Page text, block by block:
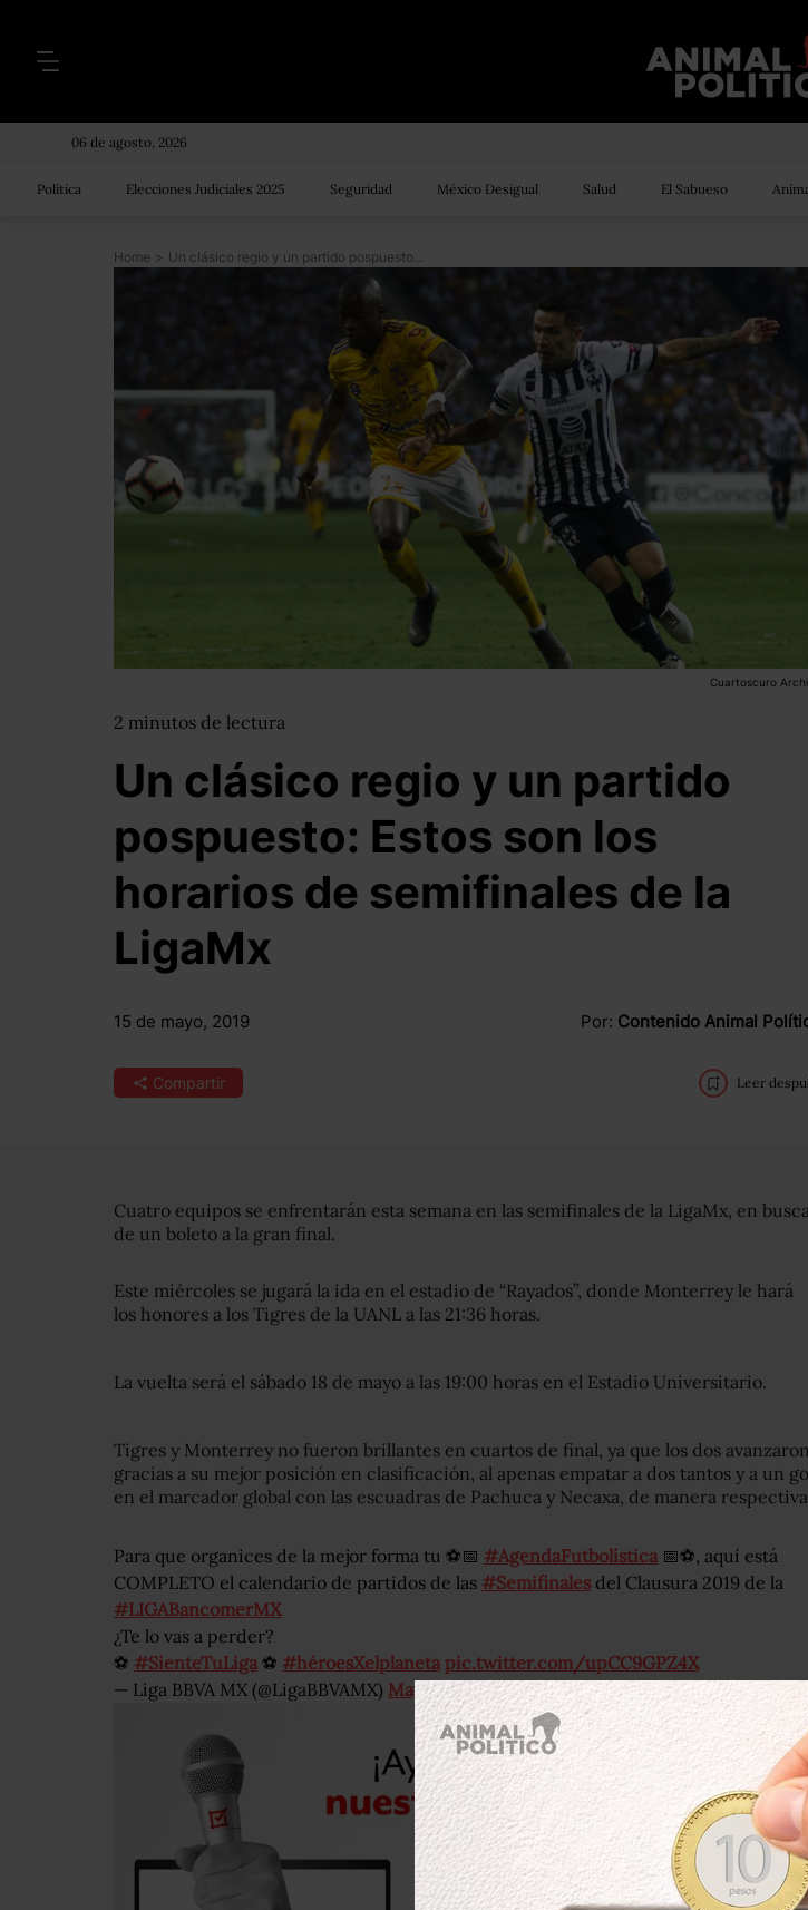
06 de agosto, 2026
Política Elecciones Judiciales 2025 Seguridad México Desigual Salud El Sabueso
Home > Un clásico regio y un partido pospuesto: Estos son los horarios de semifinales de la LigaMx
Cuartoscuro
2 minutos de lectura
Un clásico regio y un partido
pospuesto: Estos son los
horarios de semifinales de la
LigaMx
15 de mayo, 2019 Por: Contenido Animal
Compartir Leer
Cuatro equipos se enfrentarán esta semana en las semifinales de la LigaMx, en
de un boleto a la gran final.
Este miércoles se jugará la ida en el estadio de “Rayados”, donde Monterrey le hará
los honores a los Tigres de la UANL a las 21:36 horas.
La vuelta será el sábado 18 de mayo a las 19:00 horas en el Estadio Universitario.
Tigres y Monterrey no fueron brillantes en cuartos de final, ya que los dos avanzaron
gracias a su mejor posición en clasificación, al apenas empatar a dos tantos y a un
en el marcador global con las escuadras de Pachuca y Necaxa, de manera
Para que organices de la mejor forma tu ⚽📅 #AgendaFutbolística📅⚽, aquí está
COMPLETO el calendario de partidos de las #Semifinales del Clausura 2019 de la
#LIGABancomerMX
¿Te lo vas a perder?
⚽ #SienteTuLiga⚽ #héroesXelplaneta pic.twitter.com/upCC9GPZ4X
— Liga BBVA MX (@LigaBBVAMX) May 15, 2019